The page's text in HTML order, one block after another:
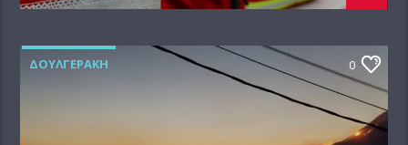
ΔΟΥΛΓΕΡΆΚΗ 0